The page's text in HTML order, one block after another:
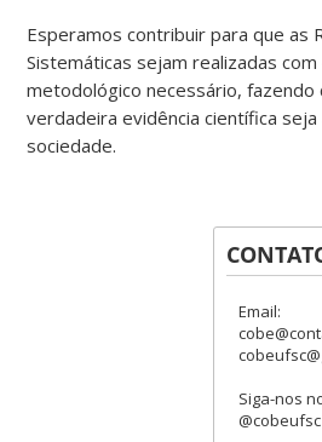
Esperamos contribuir para que as
Sistemáticas sejam realizadas
metodológico necessário, fazendo
verdadeira evidência científica
sociedade.
Email:
Siga-nos
@cobeufsc